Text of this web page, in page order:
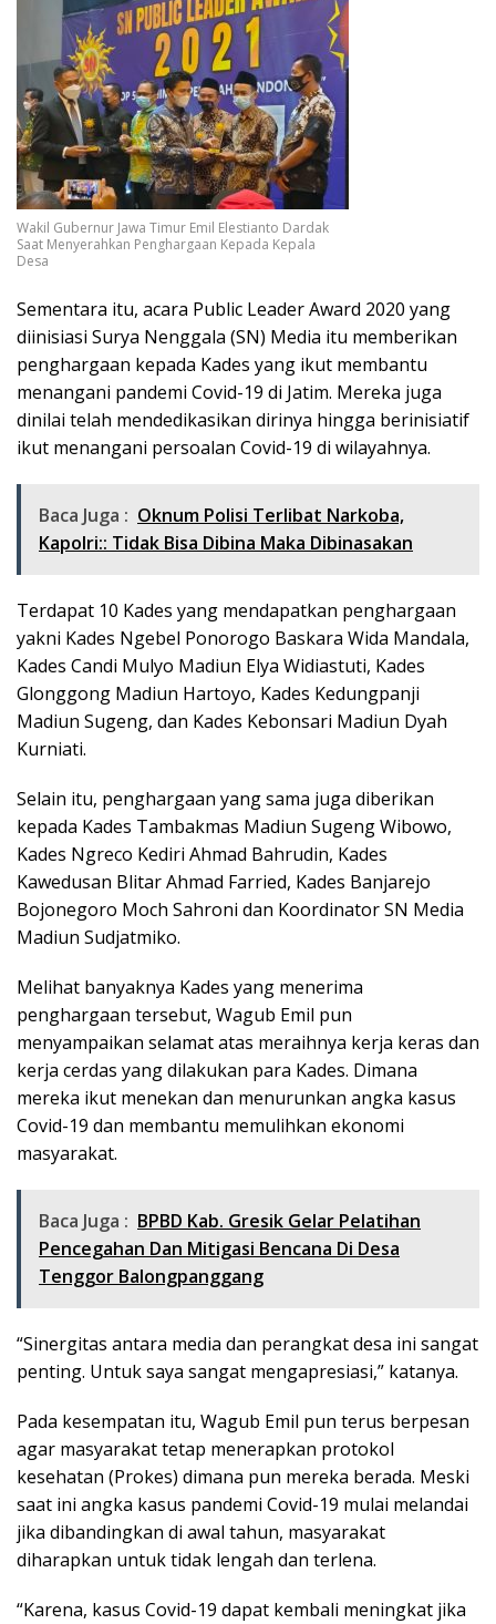
Wakil Gubernur Jawa Timur Emil Elestianto Dardak
Saat Menyerahkan Penghargaan Kepada Kepala
Desa
Sementara itu, acara Public Leader Award 2020 yang
diinisiasi Surya Nenggala (SN) Media itu memberikan
penghargaan kepada Kades yang ikut membantu
menangani pandemi Covid-19 di Jatim. Mereka juga
dinilai telah mendedikasikan dirinya hingga berinisiatif
ikut menangani persoalan Covid-19 di wilayahnya.
Baca Juga : Oknum Polisi Terlibat Narkoba,
Kapolri:: Tidak Bisa Dibina Maka Dibinasakan
Terdapat 10 Kades yang mendapatkan penghargaan
yakni Kades Ngebel Ponorogo Baskara Wida Mandala,
Kades Candi Mulyo Madiun Elya Widiastuti, Kades
Glonggong Madiun Hartoyo, Kades Kedungpanji
Madiun Sugeng, dan Kades Kebonsari Madiun Dyah
Kurniati.
Selain itu, penghargaan yang sama juga diberikan
kepada Kades Tambakmas Madiun Sugeng Wibowo,
Kades Ngreco Kediri Ahmad Bahrudin, Kades
Kawedusan Blitar Ahmad Farried, Kades Banjarejo
Bojonegoro Moch Sahroni dan Koordinator SN Media
Madiun Sudjatmiko.
Melihat banyaknya Kades yang menerima
penghargaan tersebut, Wagub Emil pun
menyampaikan selamat atas meraihnya kerja keras dan
kerja cerdas yang dilakukan para Kades. Dimana
mereka ikut menekan dan menurunkan angka kasus
Covid-19 dan membantu memulihkan ekonomi
masyarakat.
Baca Juga : BPBD Kab. Gresik Gelar Pelatihan
Pencegahan Dan Mitigasi Bencana Di Desa
Tenggor Balongpanggang
“Sinergitas antara media dan perangkat desa ini sangat
penting. Untuk saya sangat mengapresiasi,” katanya.
Pada kesempatan itu, Wagub Emil pun terus berpesan
agar masyarakat tetap menerapkan protokol
kesehatan (Prokes) dimana pun mereka berada. Meski
saat ini angka kasus pandemi Covid-19 mulai melandai
jika dibandingkan di awal tahun, masyarakat
diharapkan untuk tidak lengah dan terlena.
“Karena, kasus Covid-19 dapat kembali meningkat jika